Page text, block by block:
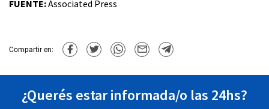
FUENTE:Associated Press
Compartir en:
¿Querés estar informada/o las 24hs?